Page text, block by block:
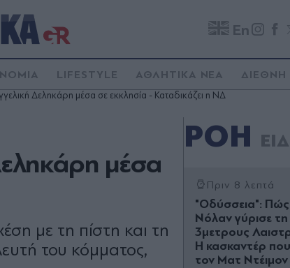
En
LIFESTYLE ΑΘΛΗΤΙΚΑ ΝΕΑ ΔΙΕΘΝΗ
Δεληκάρη μέσα σε εκκλησία - Καταδικάζει η ΝΔ
μέσα
με τη πίστη και τη
του κόμματος,
ΡΟΗ
Πριν 8 λεπτά
"Οδύσσεια":
Νόλαν γύρισε
3μετρους
Η κασκαντέρ
τον Ματ Ντέιμον